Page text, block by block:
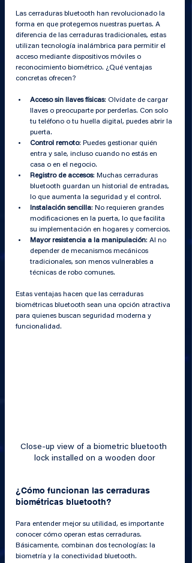
Las cerraduras bluetooth han revolucionado la
forma en que protegemos nuestras puertas. A
diferencia de las cerraduras tradicionales, estas
utilizan tecnología inalámbrica para permitir el
acceso mediante dispositivos móviles o
reconocimiento biométrico. ¿Qué ventajas
concretas ofrecen?
Acceso sin llaves físicas: Olvídate de cargar
llaves o preocuparte por perderlas. Con solo
tu teléfono o tu huella digital, puedes abrir la
puerta.
Control remoto: Puedes gestionar quién
entra y sale, incluso cuando no estás en
casa o en el negocio.
Registro de accesos: Muchas cerraduras
bluetooth guardan un historial de entradas,
lo que aumenta la seguridad y el control.
Instalación sencilla: No requieren grandes
modificaciones en la puerta, lo que facilita
su implementación en hogares y comercios.
Mayor resistencia a la manipulación: Al no
depender de mecanismos mecánicos
tradicionales, son menos vulnerables a
técnicas de robo comunes.
Estas ventajas hacen que las cerraduras
biométricas bluetooth sean una opción atractiva
para quienes buscan seguridad moderna y
funcionalidad.
Close-up view of a biometric bluetooth
lock installed on a wooden door
¿Cómo funcionan las cerraduras
biométricas bluetooth?
Para entender mejor su utilidad, es importante
conocer cómo operan estas cerraduras.
Básicamente, combinan dos tecnologías: la
biometría y la conectividad bluetooth.